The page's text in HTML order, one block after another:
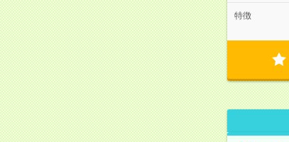
特徴